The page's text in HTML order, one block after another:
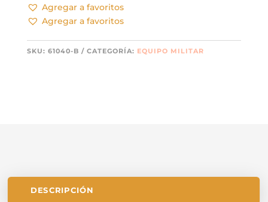
Agregar a favoritos
Agregar a favoritos
SKU: 61040-B CATEGORÍA: EQUIPO MILITAR
DESCRIPCIÓN